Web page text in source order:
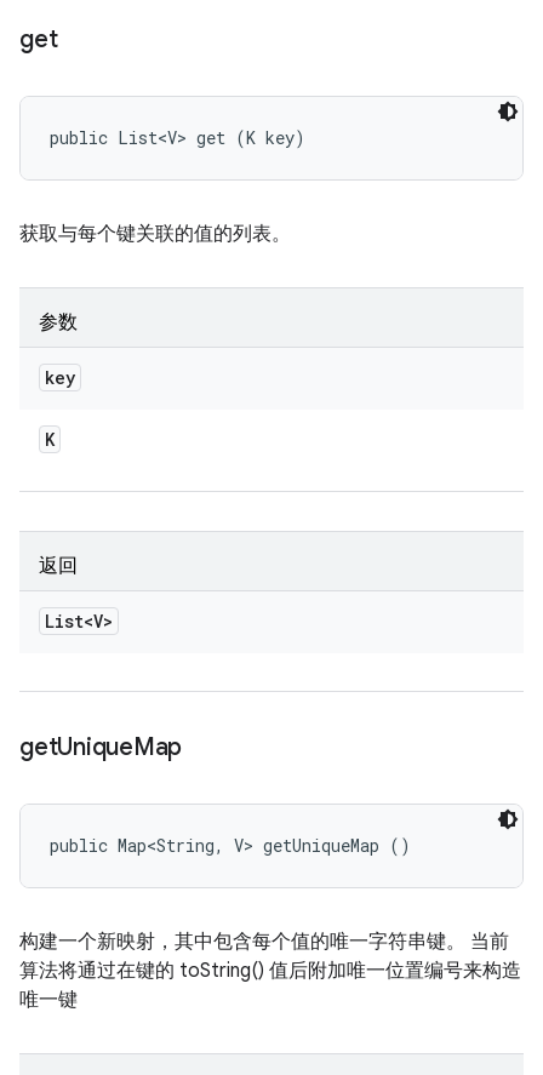
get
public List<V> get (K key)
获取与每个键关联的值的列表。
参数
key
K
返回
List<V>
getUniqueMap
public Map<String, V> getUniqueMap ()
构建一个新映射，其中包含每个值的唯一字符串键。 当前
算法将通过在键的 toString() 值后附加唯一位置编号来构造
唯一键